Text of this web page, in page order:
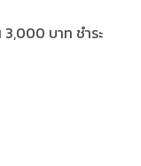
บาท ชำระ